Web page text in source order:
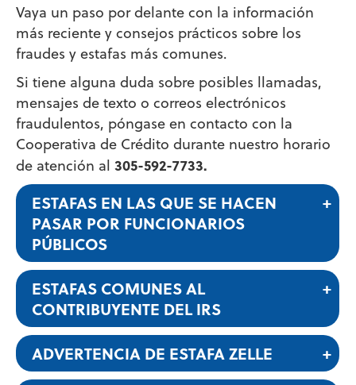
Vaya un paso por delante con la información
más reciente y consejos prácticos sobre los
fraudes y estafas más comunes.
Si tiene alguna duda sobre posibles llamadas,
mensajes de texto o correos electrónicos
fraudulentos, póngase en contacto con la
Cooperativa de Crédito durante nuestro horario
de atención al 305-592-7733.
ESTAFAS EN LAS QUE SE HACEN
PASAR POR FUNCIONARIOS
PÚBLICOS
ESTAFAS COMUNES AL
CONTRIBUYENTE DEL IRS
ADVERTENCIA DE ESTAFA ZELLE